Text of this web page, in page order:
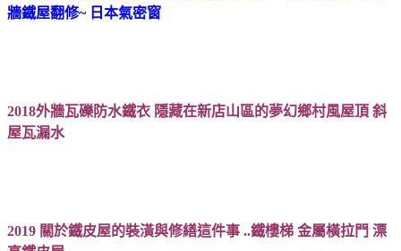
牆鐵屋翻修~ 日本氣密窗
2018外牆瓦礫防水鐵衣 隱藏在新店山區的夢幻鄉村風屋頂 斜
屋瓦漏水
2019 關於鐵皮屋的裝潢與修繕這件事 ..鐵樓梯 金屬橫拉門 漂